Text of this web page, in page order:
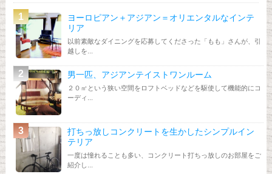
ヨーロピアン＋アジアン＝オリエンタルなインテ
リア
以前素敵なダイニングを応募してくださった「もも」さんが、引
越しを...
男一匹、アジアンテイストワンルーム
２０㎡という狭い空間をロフトベッドなどを駆使して機能的にコ
ーディ...
打ちっ放しコンクリートを生かしたシンプルイン
テリア
一度は憧れることも多い、コンクリート打ちっ放しのお部屋をご
紹介し...